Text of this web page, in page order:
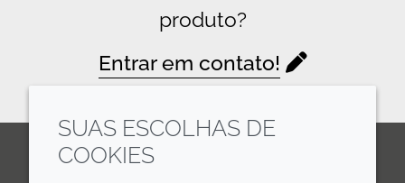
produto?
Entrar em contato!
SUAS ESCOLHAS DE
COOKIES